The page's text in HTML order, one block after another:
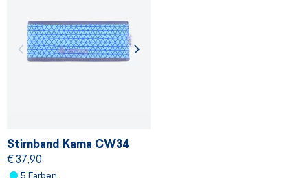
Stirnband Kama CW34
€ 37,90
5 Farben